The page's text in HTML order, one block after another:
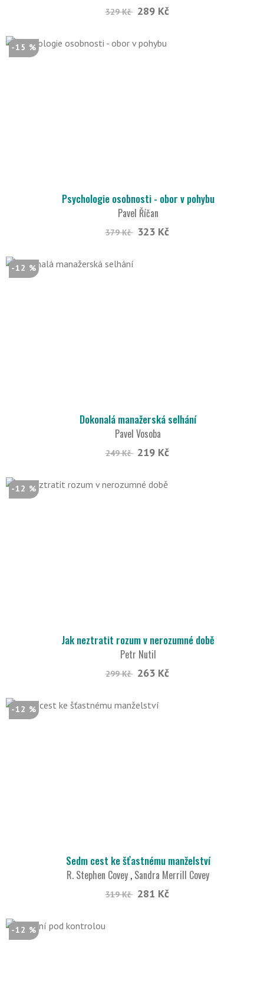
329 Kč 289 Kč
-15 %
Psychologie osobnosti - obor v pohybu
Pavel Říčan
379 Kč 323 Kč
-12 %
Dokonalá manažerská selhání
Pavel Vosoba
249 Kč 219 Kč
-12 %
Jak neztratit rozum v nerozumné době
Petr Nutil
299 Kč 263 Kč
-12 %
Sedm cest ke šťastnému manželství
R. Stephen Covey , Sandra Merrill Covey
319 Kč 281 Kč
-12 %